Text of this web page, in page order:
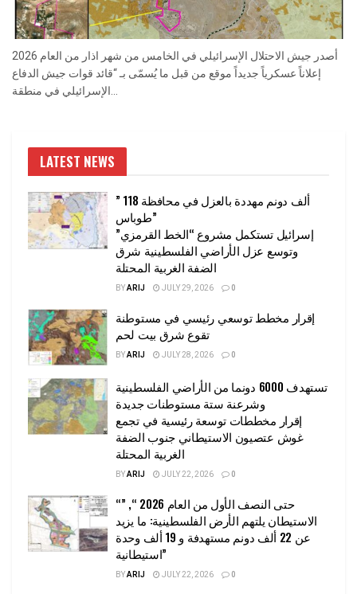
أصدر جيش الاحتلال الإسرائيلي في الخامس من شهر اذار من العام 2026
إعلاناً عسكرياً جديداً موقع من قبل ما يُسمّى بـ “قائد قوات جيش الدفاع
الإسرائيلي في منطقة...
LATEST NEWS
” 118 ألف دونم مهددة بالعزل في محافظة
طوباس”
إسرائيل تستكمل مشروع “الخط القرمزي”
وتوسع عزل الأراضي الفلسطينية شرق
الضفة الغربية المحتلة
BYARIJ JULY 29, 2026 0
إقرار مخطط توسعي رئيسي في مستوطنة
تقوع شرق بيت لحم
BYARIJ JULY 28, 2026 0
تستهدف 6000 دونما من الأراضي الفلسطينية
وشرعنة ستة مستوطنات جديدة
إقرار مخططات توسعة رئيسية في تجمع
غوش عتصيون الاستيطاني جنوب الضفة
الغربية المحتلة
BYARIJ JULY 22, 2026 0
“حتى النصف الأول من العام 2026 “, ”
الاستيطان يلتهم الأرض الفلسطينية: ما يزيد
عن 22 ألف دونم مستهدفة و 19 ألف وحدة
استيطانية”
BYARIJ JULY 22, 2026 0